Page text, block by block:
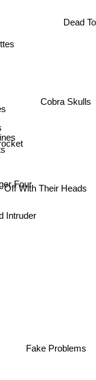
Cobra Skulls
Intruder
Four
Off With Their Heads
Fake Problems
Dead